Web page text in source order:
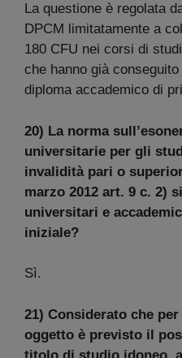
La questione è regolata
DPCM limitatamente a
180 CFU nei corsi di
che hanno già
diploma accademico di
20) La norma
universitarie per gli
invalidità pari o
marzo 2012 art. 9 c. 2)
universitari e
iniziale?
Sì.
21) Considerato che
oggetto è previsto il